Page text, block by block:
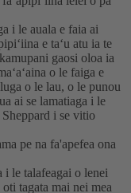
i le auala e faia ai
e taʻu atu ia te
gaosi oloa ia
o le faiga e
o le lau, o le punou
ai se lamatiaga i le
i se vitio
pe na fa'apefea ona
i le talafeagai o lenei
tagata mai nei mea